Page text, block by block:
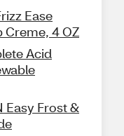
Ease
Creme, 4 OZ
Acid
Easy Frost &